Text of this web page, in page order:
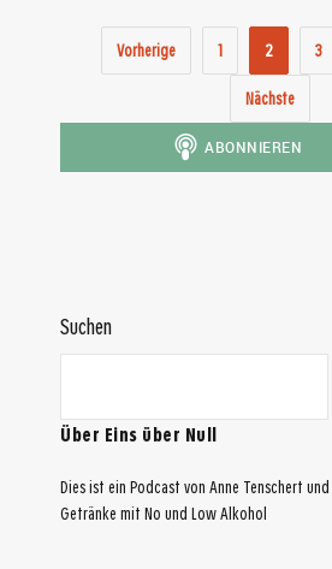
Vorherige 1 2 3
Nächste
Suchen
Über Eins über Null
Dies ist ein Podcast von Anne Tenschert
Getränke mit No und Low Alkohol